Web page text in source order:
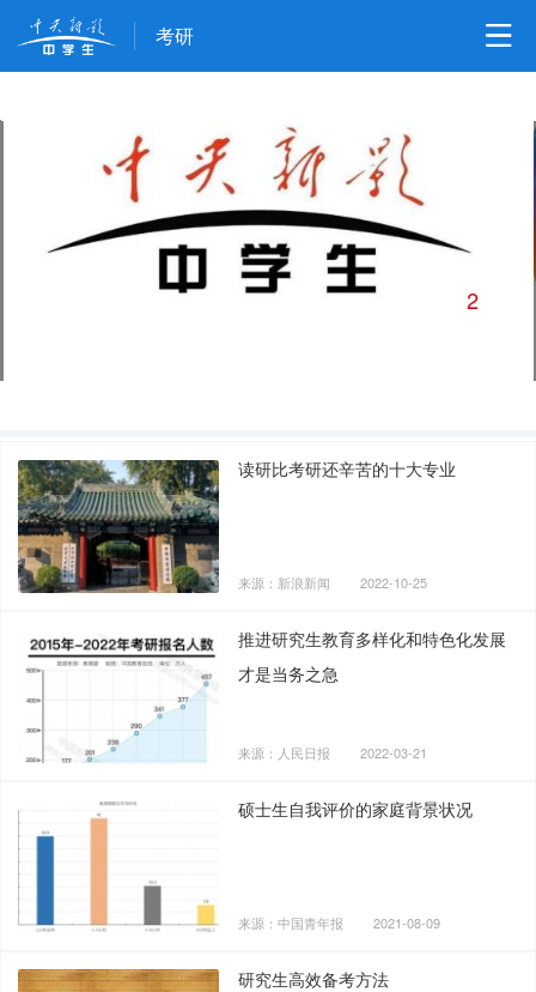
考研
关于中央新影中学生频道的官方声明 2
读研比考研还辛苦的十大专业
来源：新浪新闻 2022-10-25
推进研究生教育多样化和特色化发展
才是当务之急
来源：人民日报 2022-03-21
硕士生自我评价的家庭背景状况
来源：中国青年报 2021-08-09
研究生高效备考方法